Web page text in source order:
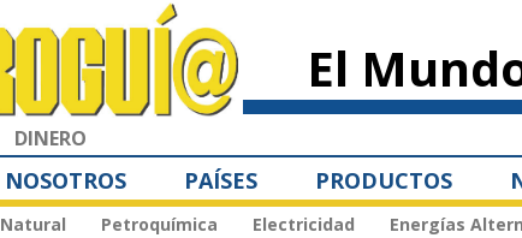
principal
El
DINERO
NOSOTROS PAÍSES PRODUCTOS
Petroquímica Electricidad Energías